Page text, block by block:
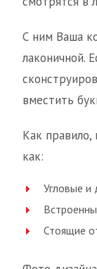
С ним Ваша
лаконичной.
вместить
Как правило,
как:
Угловые и
Стоящие